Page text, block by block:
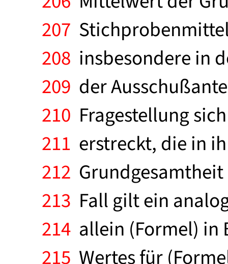
207
208 insbesondere in
209 der
210 Fragestellung
211 erstreckt, die in
212
213 Fall gilt ein
214 allein (Formel) in
215 Wertes für